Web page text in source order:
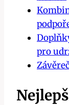
pro